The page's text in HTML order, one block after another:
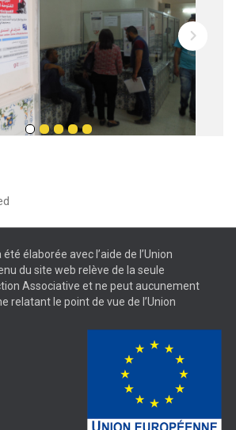
élaborée avec l’aide de l’Union
du site web relève de la seule
Associative et ne peut aucunement
relatant le point de vue de l’Union